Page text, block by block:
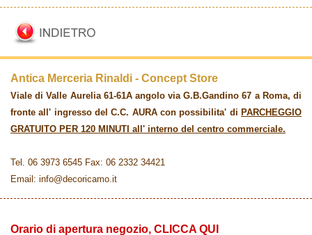
Antica Merceria Rinaldi - Concept Store
Viale di Valle Aurelia 61-61A angolo via G.B.Gandino 67 a Roma, di
fronte all' ingresso del C.C. AURA con possibilita' di PARCHEGGIO
GRATUITO PER 120 MINUTI all' interno del centro commerciale.
Tel. 06 3973 6545 Fax: 06 2332 34421
Email: info@decoricamo.it
Orario di apertura negozio, CLICCA QUI